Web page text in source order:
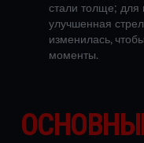
стали толще; для
улучшенная
изменилась,
моменты.